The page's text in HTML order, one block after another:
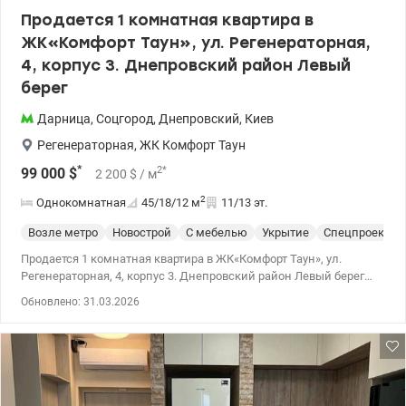
Продается 1 комнатная квартира в
ЖК«Комфорт Таун», ул. Регенераторная,
4, корпус 3. Днепровский район Левый
берег
Дарница, Соцгород, Днепровский, Киев
Регенераторная, ЖК Комфорт Таун
99 000 $* 2 200 $ / м2*
Однокомнатная 45/18/12 м2 11/13 эт.
Возле метро Новострой С мебелью Укрытие Спецпроект
Продается 1 комнатная квартира в ЖК«Комфорт Таун», ул.
Регенераторная, 4, корпус 3. Днепровский район Левый берег
счетчик на отопление. Есть также счетчики на свет и на воду.
Квартира полностью укомплектована мебелью и
техникой.Заходи и живи! Закрытая территория с круглосуточной
охраной, видеонаблюдением, своей инфраструктурой, парками
Обновлено: 31.03.2026